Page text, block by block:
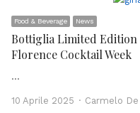
Food & Beverage News
Bottiglia Limited
Florence Cocktail Week
…
10 Aprile 2025 Author
Carmelo